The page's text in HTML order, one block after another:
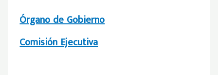
Órgano de Gobierno
Comisión Ejecutiva